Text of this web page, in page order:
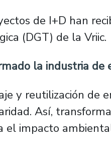
de I+D han
(DGT) de la Vriic.
la industria de
y reutilización de
Así,
el impacto